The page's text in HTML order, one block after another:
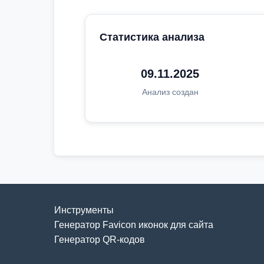
Статистика анализа
09.11.2025
Анализ создан
Инструменты
Генератор Favicon иконок для сайта
Генератор QR-кодов